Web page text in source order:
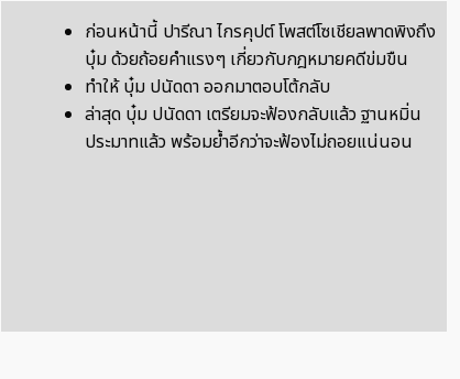
ก่อนหน้านี้ ปารีณา ไกรคุปต์ โพสต์โซเชียลพาดพิงถึง
บุ๋ม ด้วยถ้อยคำแรงๆ เกี่ยวกับกฎหมายคดีข่มขืน
ทำให้ บุ๋ม ปนัดดา ออกมาตอบโต้กลับ
ล่าสุด บุ๋ม ปนัดดา เตรียมจะฟ้องกลับแล้ว ฐานหมิ่น
ประมาทแล้ว พร้อมย้ำอีกว่าจะฟ้องไม่ถอยแน่นอน